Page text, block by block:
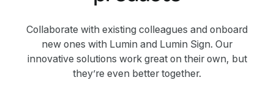
Collaborate with existing colleagues and onboard
new ones with Lumin and Lumin Sign. Our
innovative solutions work great on their own, but
they’re even better together.